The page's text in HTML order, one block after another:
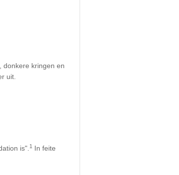
donkere kringen en
uit.
is". 1In feite